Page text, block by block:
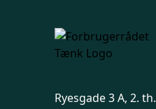
Ryesgade 3 A, 2. th.